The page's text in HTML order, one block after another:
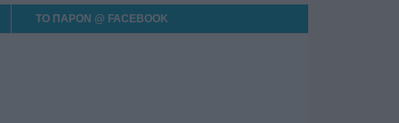
ΤΟ ΠΑΡΟΝ @ FACEBOOK